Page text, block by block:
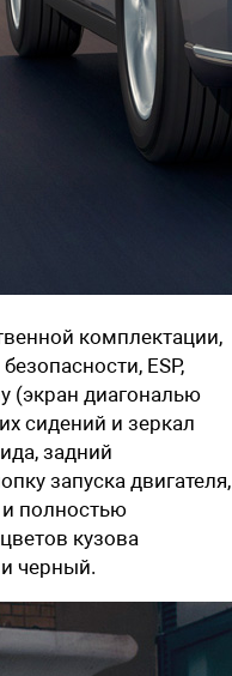
комплектации,
ESP,
(экран диагональю
сидений и зеркал
задний
запуска двигателя,
и полностью
кузова
черный.